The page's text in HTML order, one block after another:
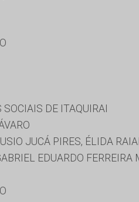
DE ITAQUIRAI
JUCÁ PIRES, ÉLIDA
EDUARDO FERREIRA